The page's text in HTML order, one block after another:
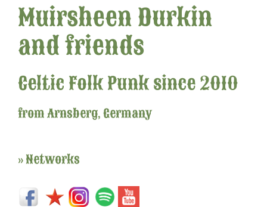
Muirsheen Durkin
and friends
Celtic Folk Punk since 2010
from Arnsberg, Germany
» Networks